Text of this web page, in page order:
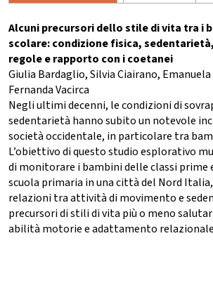
Alcuni precursori dello stile di vita tra i
scolare: condizione fisica,
regole e rapporto con i coetanei
Giulia Bardaglio, Silvia Ciairano,
Fernanda Vacirca
Negli ultimi decenni, le condizioni di
sedentarietà hanno subito un notevole
società occidentale, in particolare tra
L’obiettivo di questo studio esplorativo
di monitorare i bambini delle classi prime
scuola primaria in una città del Nord
relazioni tra attività di movimento e
precursori di stili di vita più o meno
abilità motorie e adattamento